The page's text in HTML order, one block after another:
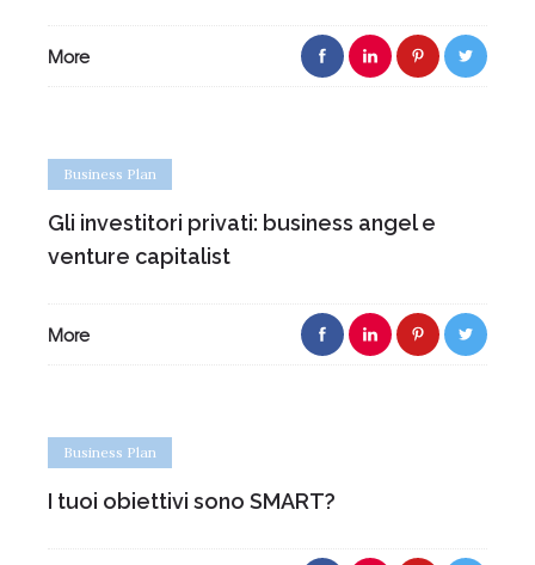
More
Business Plan
Gli investitori privati: business angel e
venture capitalist
More
Business Plan
I tuoi obiettivi sono SMART?